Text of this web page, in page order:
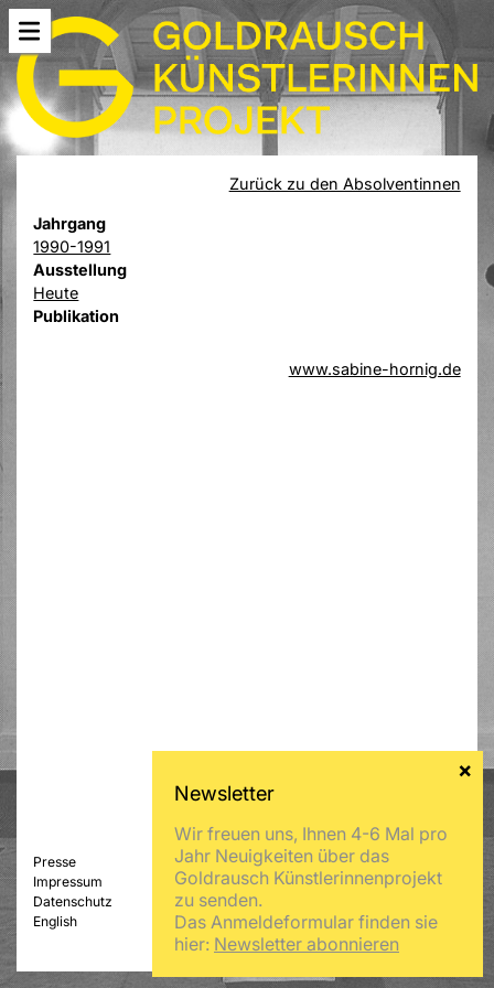
Zurück zu den Absolventinnen
Jahrgang
1990-1991
Ausstellung
Heute
Publikation
www.sabine-hornig.de
Presse
Impressum
Datenschutz
English
Wir freuen uns, Ihnen 4-6 Mal pro
Jahr Neuigkeiten über das
Goldrausch Künstlerinnenprojekt
zu senden.
Das Anmeldeformular finden sie
hier: Newsletter abonnieren